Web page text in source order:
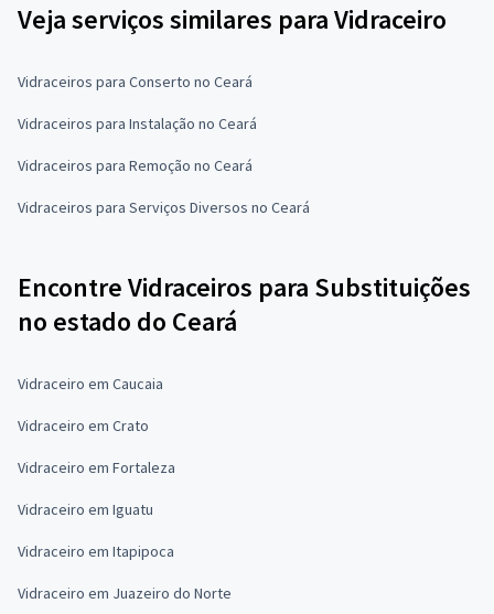
Veja serviços similares para Vidraceiro
Vidraceiros para Conserto no Ceará
Vidraceiros para Instalação no Ceará
Vidraceiros para Remoção no Ceará
Vidraceiros para Serviços Diversos no Ceará
Encontre Vidraceiros para Substituições
no estado do Ceará
Vidraceiro em Caucaia
Vidraceiro em Crato
Vidraceiro em Fortaleza
Vidraceiro em Iguatu
Vidraceiro em Itapipoca
Vidraceiro em Juazeiro do Norte